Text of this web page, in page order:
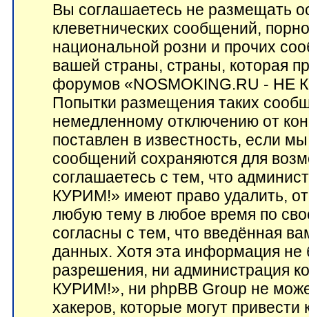
Вы соглашаетесь не размещать
клеветнических сообщений,
национальной розни и прочих
вашей страны, страны, которая
форумов «NOSMOKING.RU - НЕ
Попытки размещения таких
немедленному отключению от
поставлен в известность, если
сообщений сохраняются для
соглашаетесь с тем, что
КУРИМ!» имеют право удалить,
любую тему в любое время по
согласны с тем, что введённая
данных. Хотя эта информация не
разрешения, ни администрация
КУРИМ!», ни phpBB Group не
хакеров, которые могут